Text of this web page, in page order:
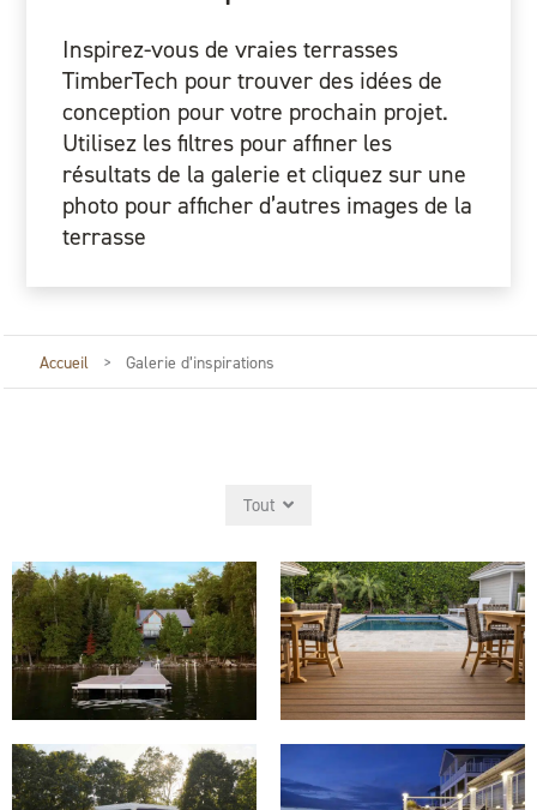
Inspirez-vous de vraies terrasses
TimberTech pour trouver des idées de
conception pour votre prochain projet.
Utilisez les filtres pour affiner les
résultats de la galerie et cliquez sur une
photo pour afficher d’autres images de la
terrasse
Accueil > Galerie d’inspirations
Tout